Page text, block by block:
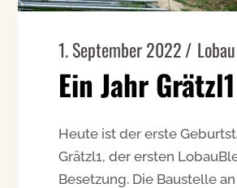
1. September 2022
Ein Jahr Grätzl1
Heute ist der erste
Grätzl1, der ersten
Besetzung. Die Baustelle